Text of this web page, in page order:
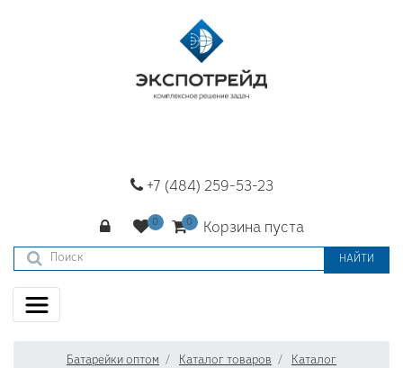
+7 (484) 259-53-23
Корзина пуста
НАЙТИ
Батарейки оптом Каталог товаров Каталог